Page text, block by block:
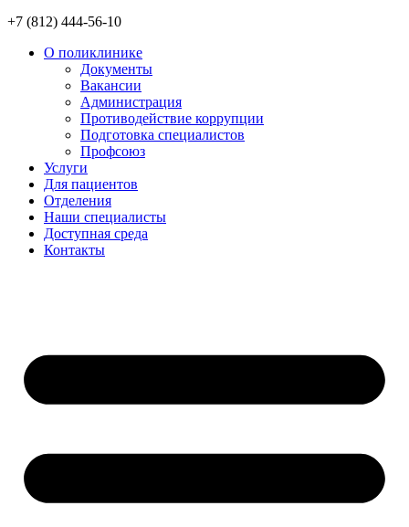
+7 (812) 444-56-10
О поликлинике
Документы
Вакансии
Администрация
Противодействие коррупции
Подготовка специалистов
Профсоюз
Услуги
Для пациентов
Отделения
Наши специалисты
Доступная среда
Контакты